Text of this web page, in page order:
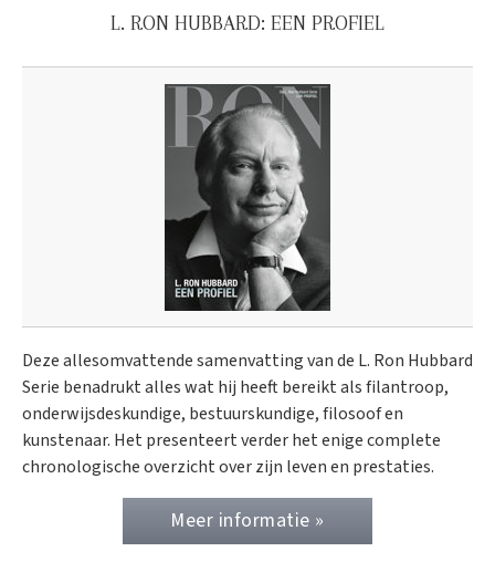
L. RON HUBBARD: EEN PROFIEL
Deze allesomvattende samenvatting van de L. Ron Hubbard
Serie benadrukt alles wat hij heeft bereikt als filantroop,
onderwijsdeskundige, bestuurskundige, filosoof en
kunstenaar. Het presenteert verder het enige complete
chronologische overzicht over zijn leven en prestaties.
Meer informatie »